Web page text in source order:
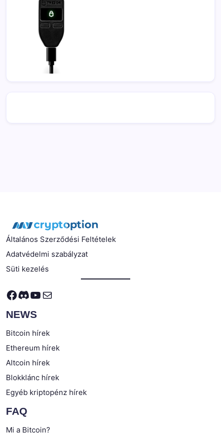
Általános Szerződési Feltételek
Adatvédelmi szabályzat
Süti kezelés
Facebook
Discord
YouTube
Mail
NEWS
Bitcoin hírek
Ethereum hírek
Altcoin hírek
Blokklánc hírek
Egyéb kriptopénz hírek
FAQ
Mi a Bitcoin?